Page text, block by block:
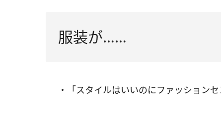
服装が……
・「スタイルはいいのにファッション